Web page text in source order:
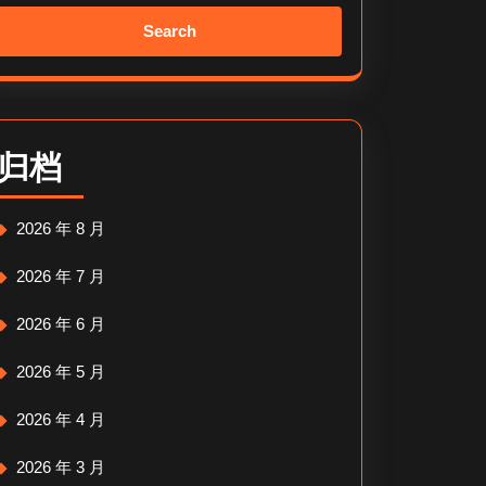
归档
2026 年 8 月
2026 年 7 月
2026 年 6 月
2026 年 5 月
2026 年 4 月
2026 年 3 月